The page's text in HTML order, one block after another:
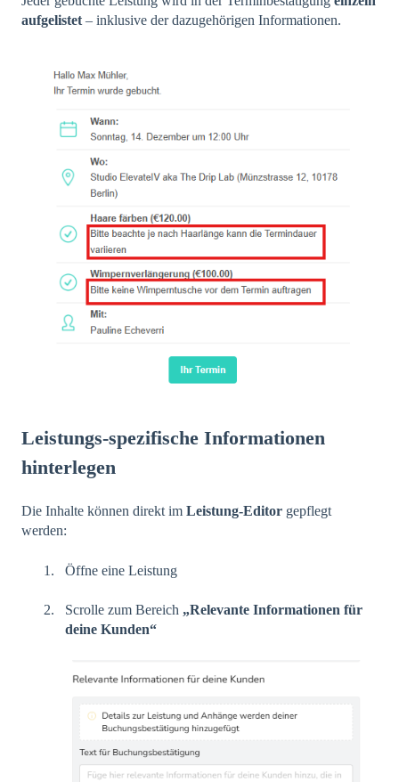
aufgelistet – inklusive der dazugehörigen Informationen.
Leistungs-spezifische Informationen
hinterlegen
Die Inhalte können direkt im Leistung-Editor gepflegt
werden:
Öffne eine Leistung
Scrolle zum Bereich „Relevante Informationen für
deine Kunden“